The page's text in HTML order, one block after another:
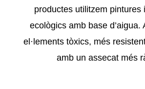
productes utilitzem pintures
ecològics amb base d’aigua.
el·lements tòxics, més
amb un assecat més